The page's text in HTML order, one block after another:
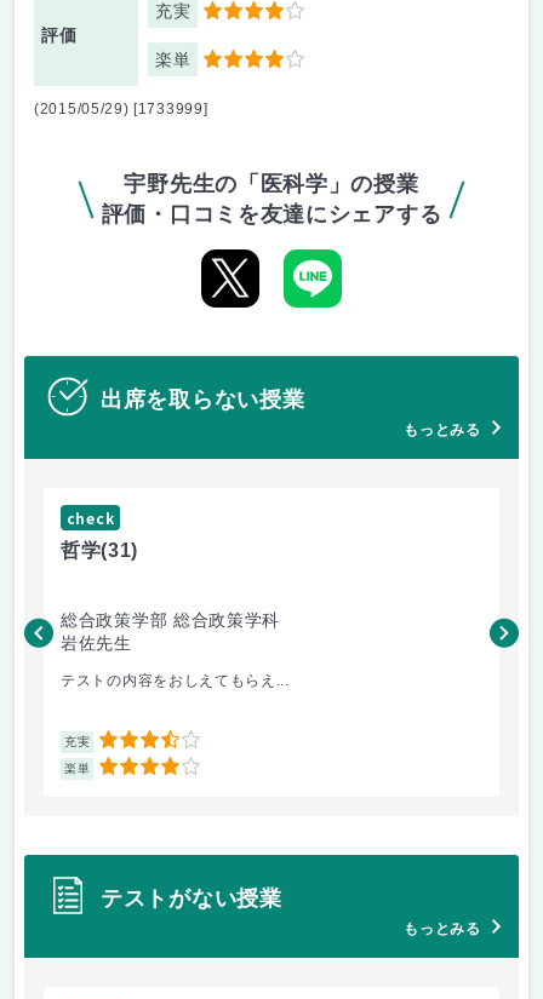
評価
充実 4
楽単 4
(2015/05/29) [1733999]
宇野先生の「医科学」の授業
評価・口コミを友達にシェアする
出席を取らない授業
もっとみる
check
哲学(31)
総合政策学部 総合政策学科
岩佐先生
テストの内容をおしえてもらえ...
充実 3.5
楽単 4
長
テストがない授業
もっとみる